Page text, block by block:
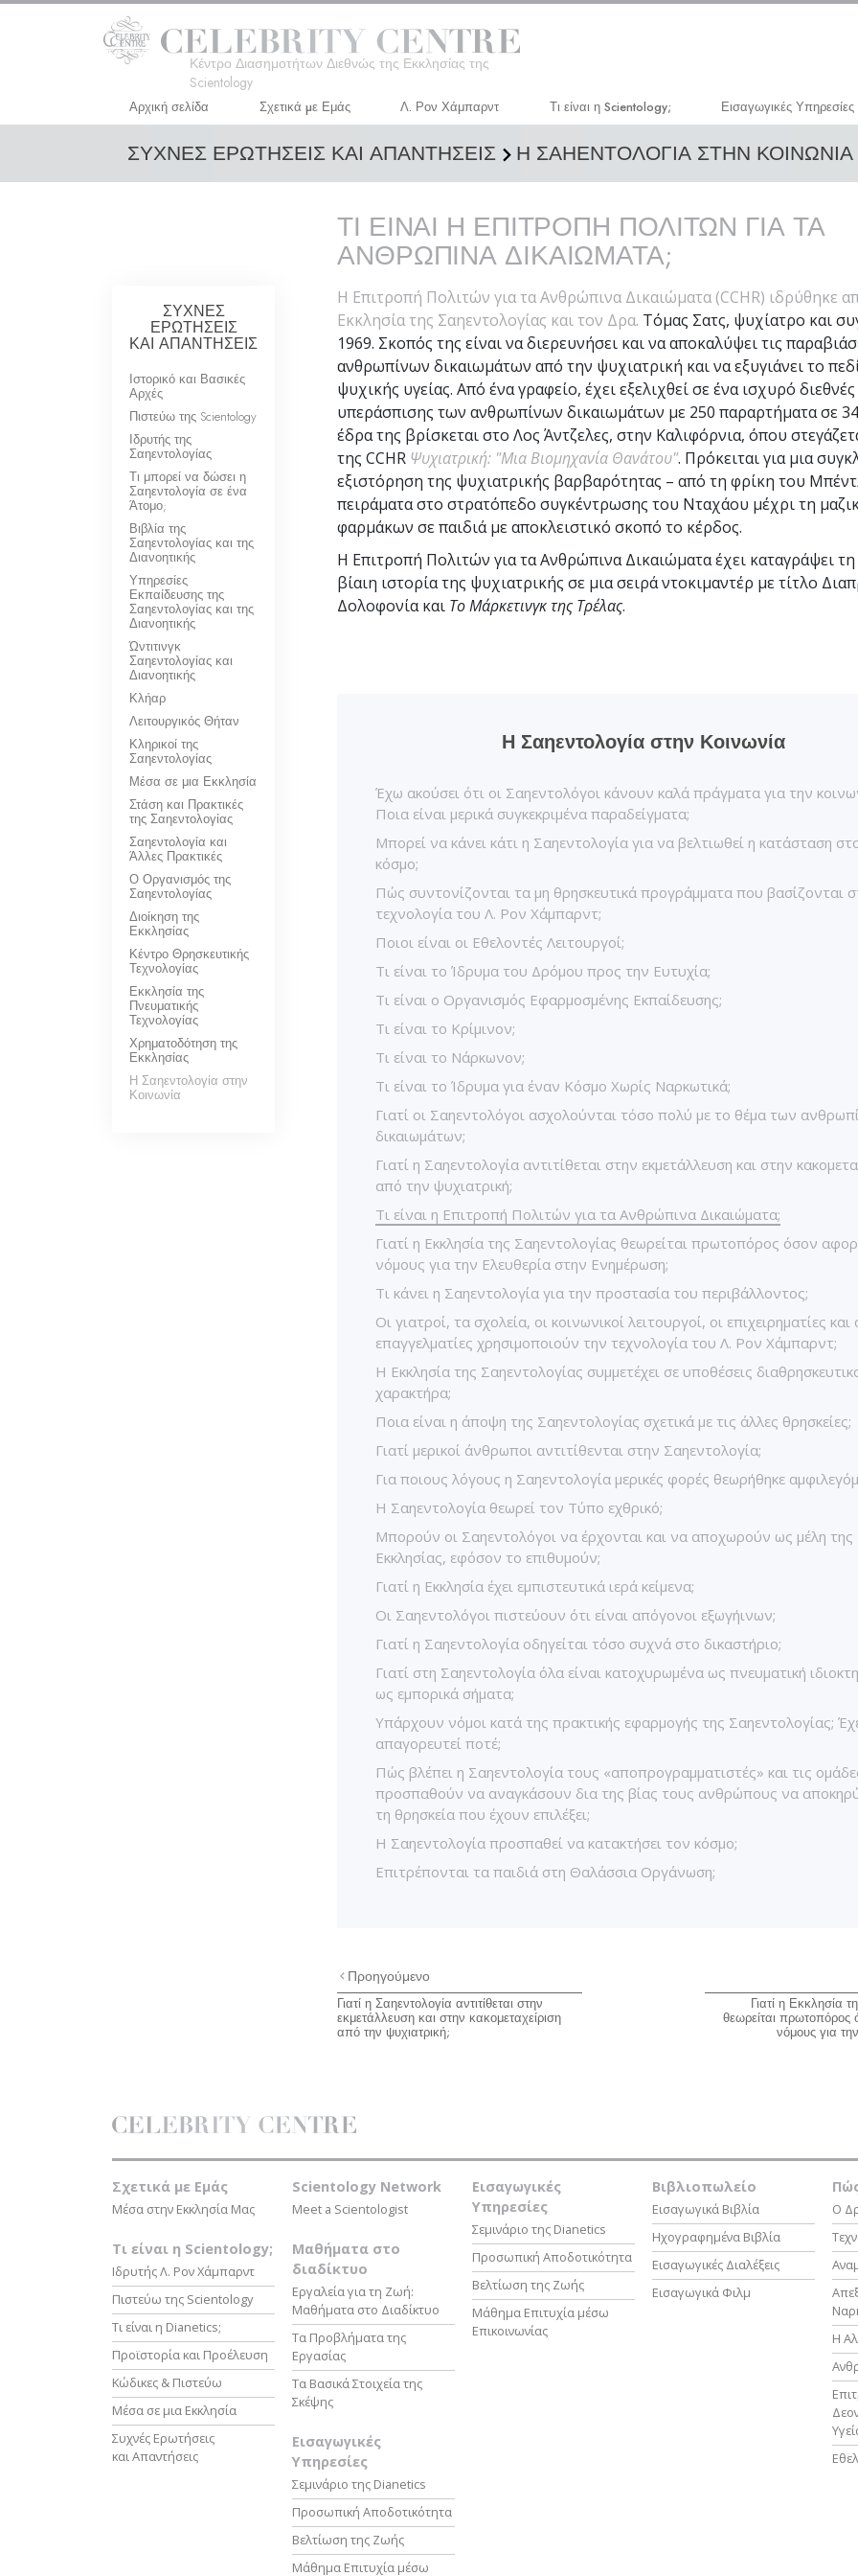
Κέντρο Διασημοτήτων Διεθνώς της Εκκλησίας της
Scientology
Αρχική σελίδα Σχετικά µε Εμάς Λ. Ρον Χάμπαρντ Τι είναι η Scientology;
Πιστεύω και Πρακτικές
Τι Λένε οι Σαηεντολόγοι για τη
Σαηεντολογία
Μέσα σε μια Εκκλησία
Οι Βασικές Αρχές της Σαηεντολογίας
Μια Εισαγωγή στη Διανοητική
Αγάπη και Μίσος –
Tι είναι η Μεγαλοσύνη;
Εισαγωγικές Υπηρεσίες
Σεμινάριο Διανοητικής
Βελτίωση της Ζωής
ΣΥΧΝΕΣ ΕΡΩΤΗΣΕΙΣ ΚΑΙ ΑΠΑΝΤΗΣΕΙΣ Η ΣΑΗΕΝΤΟΛΟΓΙΑ ΣΤΗΝ ΚΟΙΝΩΝΙΑ
ΤΙ ΕΙΝΑΙ Η ΕΠΙΤΡΟΠΗ ΠΟΛΙΤΩΝ ΓΙΑ ΤΑ
ΑΝΘΡΩΠΙΝΑ ΔΙΚΑΙΩΜΑΤΑ;
Η Επιτροπή Πολιτών για τα Ανθρώπινα Δικαιώματα (CCHR) ιδρύθηκε
Εκκλησία της Σαηεντολογίας και τον Δρα. Τόμας Σατς, ψυχίατρο και
1969. Σκοπός της είναι να διερευνήσει και να αποκαλύψει τις
ανθρωπίνων δικαιωμάτων από την ψυχιατρική και να εξυγιάνει το
ψυχικής υγείας. Από ένα γραφείο, έχει εξελιχθεί σε ένα ισχυρό
υπεράσπισης των ανθρωπίνων δικαιωμάτων με 250 παραρτήματα σε
έδρα της βρίσκεται στο Λος Άντζελες, στην Καλιφόρνια, όπου
της CCHR Ψυχιατρική: "Μια Βιομηχανία Θανάτου". Πρόκειται για μια
εξιστόρηση της ψυχιατρικής βαρβαρότητας – από τη φρίκη του
πειράματα στο στρατόπεδο συγκέντρωσης του Νταχάου μέχρι τη
φαρμάκων σε παιδιά με αποκλειστικό σκοπό το κέρδος.
Η Επιτροπή Πολιτών για τα Ανθρώπινα Δικαιώματα έχει καταγράψει
βίαιη ιστορία της ψυχιατρικής σε μια σειρά ντοκιμαντέρ με τίτλο
Δολοφονία και Το Μάρκετινγκ της Τρέλας.
Η Σαηεντολογία στην Κοινωνία
Έχω ακούσει ότι οι Σαηεντολόγοι κάνουν καλά πράγματα για την
Ποια είναι μερικά συγκεκριμένα παραδείγματα;
Μπορεί να κάνει κάτι η Σαηεντολογία για να βελτιωθεί η κατάσταση
κόσμο;
Πώς συντονίζονται τα μη θρησκευτικά προγράμματα που βασίζονται
τεχνολογία του Λ. Ρον Χάμπαρντ;
Ποιοι είναι οι Εθελοντές Λειτουργοί;
Τι είναι το Ίδρυμα του Δρόμου προς την Ευτυχία;
Τι είναι ο Οργανισμός Εφαρμοσμένης Εκπαίδευσης;
Τι είναι το Κρίμινον;
Τι είναι το Νάρκωνον;
Τι είναι το Ίδρυμα για έναν Κόσμο Χωρίς Ναρκωτικά;
Γιατί οι Σαηεντολόγοι ασχολούνται τόσο πολύ με το θέμα των
δικαιωμάτων;
Γιατί η Σαηεντολογία αντιτίθεται στην εκμετάλλευση και στην
από την ψυχιατρική;
Τι είναι η Επιτροπή Πολιτών για τα Ανθρώπινα Δικαιώματα;
Γιατί η Εκκλησία της Σαηεντολογίας θεωρείται πρωτοπόρος όσον
νόμους για την Ελευθερία στην Ενημέρωση;
Τι κάνει η Σαηεντολογία για την προστασία του περιβάλλοντος;
Οι γιατροί, τα σχολεία, οι κοινωνικοί λειτουργοί, οι επιχειρηματίες και
επαγγελματίες χρησιμοποιούν την τεχνολογία του Λ. Ρον Χάμπαρντ;
Η Εκκλησία της Σαηεντολογίας συμμετέχει σε υποθέσεις
χαρακτήρα;
Ποια είναι η άποψη της Σαηεντολογίας σχετικά με τις άλλες θρησκείες;
Γιατί μερικοί άνθρωποι αντιτίθενται στην Σαηεντολογία;
Για ποιους λόγους η Σαηεντολογία μερικές φορές θεωρήθηκε
Η Σαηεντολογία θεωρεί τον Τύπο εχθρικό;
Μπορούν οι Σαηεντολόγοι να έρχονται και να αποχωρούν ως μέλη της
Εκκλησίας, εφόσον το επιθυμούν;
Γιατί η Εκκλησία έχει εμπιστευτικά ιερά κείμενα;
Οι Σαηεντολόγοι πιστεύουν ότι είναι απόγονοι εξωγήινων;
Γιατί η Σαηεντολογία οδηγείται τόσο συχνά στο δικαστήριο;
Γιατί στη Σαηεντολογία όλα είναι κατοχυρωμένα ως πνευματική
ως εμπορικά σήματα;
Υπάρχουν νόμοι κατά της πρακτικής εφαρμογής της Σαηεντολογίας;
απαγορευτεί ποτέ;
Πώς βλέπει η Σαηεντολογία τους «αποπρογραμματιστές» και τις
προσπαθούν να αναγκάσουν δια της βίας τους ανθρώπους να
τη θρησκεία που έχουν επιλέξει;
Η Σαηεντολογία προσπαθεί να κατακτήσει τον κόσμο;
Επιτρέπονται τα παιδιά στη Θαλάσσια Οργάνωση;
Προηγούμενο
Γιατί η Σαηεντολογία αντιτίθεται στην
εκμετάλλευση και στην κακομεταχείριση
από την ψυχιατρική;
Γιατί η Εκκλησία
θεωρείται
νόμους για
ΣΥΧΝΕΣ
ΕΡΩΤΗΣΕΙΣ
ΚΑΙ ΑΠΑΝΤΗΣΕΙΣ
Ιστορικό και Βασικές
Αρχές
Πιστεύω της Scientology
Ιδρυτής της
Σαηεντολογίας
Τι μπορεί να δώσει η
Σαηεντολογία σε ένα
Άτομο;
Βιβλία της
Σαηεντολογίας και της
Διανοητικής
Υπηρεσίες
Εκπαίδευσης της
Σαηεντολογίας και της
Διανοητικής
Ώντιτινγκ
Σαηεντολογίας και
Διανοητικής
Κλήαρ
Λειτουργικός Θήταν
Κληρικοί της
Σαηεντολογίας
Μέσα σε μια Εκκλησία
Στάση και Πρακτικές
της Σαηεντολογίας
Σαηεντολογία και
Άλλες Πρακτικές
Ο Οργανισμός της
Σαηεντολογίας
Διοίκηση της
Εκκλησίας
Κέντρο Θρησκευτικής
Τεχνολογίας
Εκκλησία της
Πνευματικής
Τεχνολογίας
Χρηματοδότηση της
Εκκλησίας
Η Σαηεντολογία στην
Κοινωνία
Σχετικά µε Εμάς
Μέσα στην Εκκλησία Μας
Τι είναι η Scientology;
Ιδρυτής Λ. Ρον Χάμπαρντ
Πιστεύω της Scientology
Τι είναι η Dianetics;
Προϊστορία και Προέλευση
Κώδικες & Πιστεύω
Μέσα σε μια Εκκλησία
Συχνές Ερωτήσεις
και Απαντήσεις
Scientology Network
Meet a Scientologist
Μαθήματα στο
διαδίκτυο
Εργαλεία για τη Ζωή:
Μαθήματα στο Διαδίκτυο
Τα Προβλήματα της
Εργασίας
Τα Βασικά Στοιχεία της
Σκέψης
Εισαγωγικές
Υπηρεσίες
Σεμινάριο της Dianetics
Προσωπική Αποδοτικότητα
Βελτίωση της Ζωής
Μάθημα Επιτυχία μέσω
Εισαγωγικές
Υπηρεσίες
Σεμινάριο της Dianetics
Προσωπική Αποδοτικότητα
Βελτίωση της Ζωής
Μάθημα Επιτυχία μέσω
Επικοινωνίας
Βιβλιοπωλείο
Εισαγωγικά Βιβλία
Ηχογραφημένα Βιβλία
Εισαγωγικές Διαλέξεις
Εισαγωγικά Φιλμ
Ο
Η